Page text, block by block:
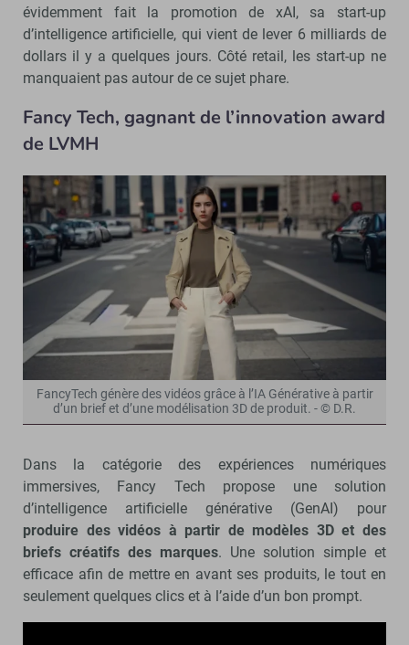
évidemment fait la promotion de xAI, sa start-up
d’intelligence artificielle, qui vient de lever 6 milliards de
dollars il y a quelques jours. Côté retail, les start-up ne
manquaient pas autour de ce sujet phare.
Fancy Tech, gagnant de l’innovation award
de LVMH
FancyTech génère des vidéos grâce à l’IA Générative à partir
d’un brief et d’une modélisation 3D de produit. - © D.R.
Dans la catégorie des expériences numériques
immersives, Fancy Tech propose une solution
d’intelligence artificielle générative (GenAI) pour
produire des vidéos à partir de modèles 3D et des
briefs créatifs des marques. Une solution simple et
efficace afin de mettre en avant ses produits, le tout en
seulement quelques clics et à l’aide d’un bon prompt.